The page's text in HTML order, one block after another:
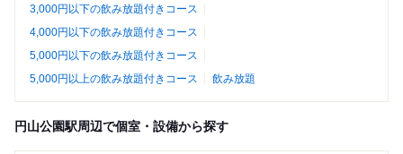
3,000円以下の飲み放題付きコース
4,000円以下の飲み放題付きコース
5,000円以下の飲み放題付きコース
5,000円以上の飲み放題付きコース
飲み放題
円山公園駅周辺で個室・設備から探す